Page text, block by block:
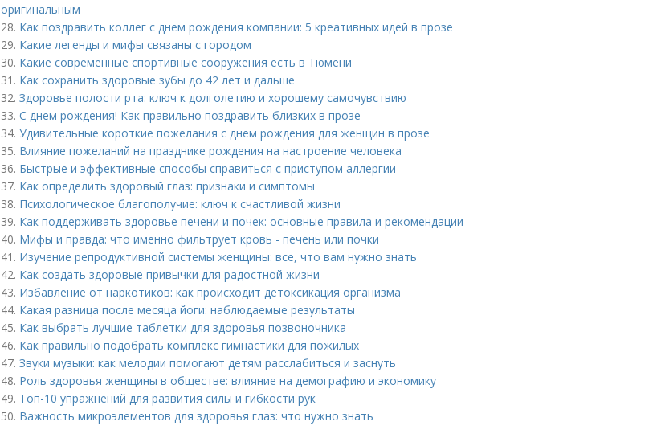
оригинальным
28. Как поздравить коллег с днем рождения компании: 5 креативных идей в прозе
29. Какие легенды и мифы связаны с городом
30. Какие современные спортивные сооружения есть в Тюмени
31. Как сохранить здоровые зубы до 42 лет и дальше
32. Здоровье полости рта: ключ к долголетию и хорошему самочувствию
33. С днем рождения! Как правильно поздравить близких в прозе
34. Удивительные короткие пожелания с днем рождения для женщин в прозе
35. Влияние пожеланий на празднике рождения на настроение человека
36. Быстрые и эффективные способы справиться с приступом аллергии
37. Как определить здоровый глаз: признаки и симптомы
38. Психологическое благополучие: ключ к счастливой жизни
39. Как поддерживать здоровье печени и почек: основные правила и рекомендации
40. Мифы и правда: что именно фильтрует кровь - печень или почки
41. Изучение репродуктивной системы женщины: все, что вам нужно знать
42. Как создать здоровые привычки для радостной жизни
43. Избавление от наркотиков: как происходит детоксикация организма
44. Какая разница после месяца йоги: наблюдаемые результаты
45. Как выбрать лучшие таблетки для здоровья позвоночника
46. Как правильно подобрать комплекс гимнастики для пожилых
47. Звуки музыки: как мелодии помогают детям расслабиться и заснуть
48. Роль здоровья женщины в обществе: влияние на демографию и экономику
49. Топ-10 упражнений для развития силы и гибкости рук
50. Важность микроэлементов для здоровья глаз: что нужно знать